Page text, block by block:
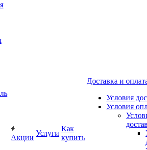
Акции
Услуги
Как
купить
Доставка и
Условия
Условия